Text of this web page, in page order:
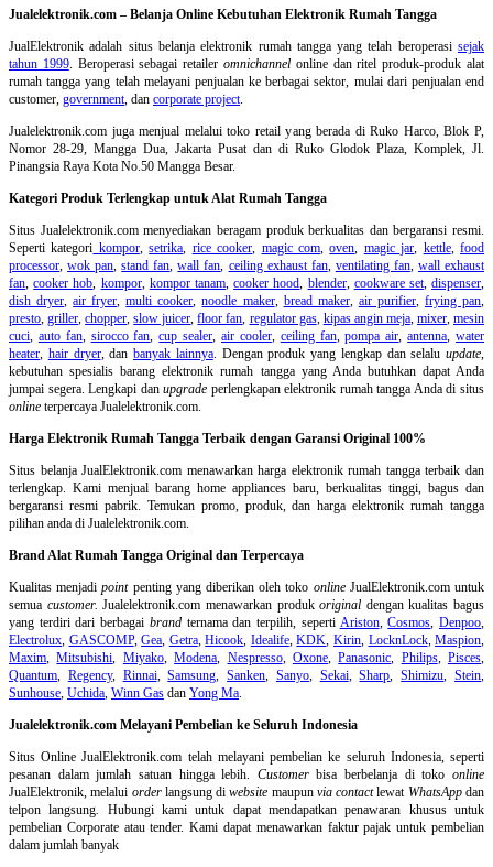
Jualelektronik.com – Belanja Online Kebutuhan Elektronik Rumah Tangga
JualElektronik adalah situs belanja elektronik rumah tanggayang telah beroperasisejak
tahun 1999. Beroperasi sebagai retaileromnichannel online dan ritel produk-produk alat
rumah tangga yang telah melayani penjualan ke berbagai sektor, mulai dari penjualan end
customer, government, dan corporate project.
Jualelektronik.com juga menjual melalui toko retail yang berada di Ruko Harco, Blok P,
Nomor 28-29, Mangga Dua, Jakarta Pusat dan di Ruko Glodok Plaza, Komplek, Jl.
Pinangsia Raya Kota No.50 Mangga Besar.
Kategori Produk Terlengkap untuk Alat Rumah Tangga
Situs Jualelektronik.com menyediakan beragam produk berkualitas dan bergaransi resmi.
Seperti kategori kompor,setrika, rice cooker, magic com,oven, magic jar, kettle,food
processor,wok pan,stand fan,wall fan, ceiling exhaust fan, ventilating fan, wall exhaust
fan,cooker hob, kompor, kompor tanam,cooker hood, blender, cookware set,dispenser,
dish dryer,air fryer,multi cooker,noodle maker, bread maker, air purifier, frying pan,
presto,griller,chopper,slow juicer,floor fan, regulator gas, kipas angin meja, mixer,mesin
cuci, auto fan, sirocco fan,cup sealer,air cooler, ceiling fan,pompa air,antenna,water
heater, hair dryer, dan banyak lainnya. Dengan produk yang lengkap dan selalu update,
kebutuhan spesialis barang elektronik rumah tangga yang Anda butuhkan dapat Anda
jumpai segera. Lengkapi danupgrade perlengkapan elektronik rumah tangga Anda di situs
online terpercaya Jualelektronik.com.
Harga Elektronik Rumah Tangga Terbaik dengan Garansi Original 100%
Situs belanjaJualElektronik.com menawarkan harga elektronik rumah tangga terbaik dan
terlengkap. Kami menjual barang home appliances baru, berkualitas tinggi, bagus dan
bergaransi resmi pabrik. Temukan promo, produk, dan harga elektronik rumah tangga
pilihan anda di Jualelektronik.com.
Brand Alat Rumah Tangga Original dan Terpercaya
Kualitas menjadipointpenting yang diberikan oleh toko onlineJualElektronik.com untuk
semua customer. Jualelektronik.com menawarkan produkoriginal dengan kualitas bagus
yang terdiri dari berbagai brandternama dan terpilih, seperti Ariston,Cosmos,Denpoo,
Electrolux, GASCOMP,Gea, Getra,Hicook, Idealife,KDK, Kirin, LocknLock,Maspion,
Maxim,Mitsubishi, Miyako,Modena, Nespresso, Oxone,Panasonic, Philips, Pisces,
Quantum, Regency, Rinnai,Samsung,Sanken, Sanyo, Sekai,Sharp,Shimizu,Stein,
Sunhouse, Uchida, Winn Gas dan Yong Ma.
Jualelektronik.com Melayani Pembelian ke Seluruh Indonesia
Situs Online JualElektronik.com telah melayani pembelian ke seluruh Indonesia, seperti
pesanan dalam jumlah satuan hingga lebih. Customerbisa berbelanja di tokoonline
JualElektronik, melalui orderlangsung diwebsite maupun via contactlewat WhatsAppdan
telpon langsung. Hubungi kami untuk dapat mendapatkan penawaran khusus untuk
pembelian Corporate atau tender. Kami dapat menawarkan faktur pajak untuk pembelian
dalam jumlah banyak